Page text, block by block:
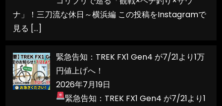
ナ」！三刀流な休日～横浜編 この投稿をInstagramで
見る […]
緊急告知：TREK FX1 Gen4 が7/21より1万
円値上げへ！
2026年7月19日
緊急告知：TREK FX1 Gen4 が7/21より1